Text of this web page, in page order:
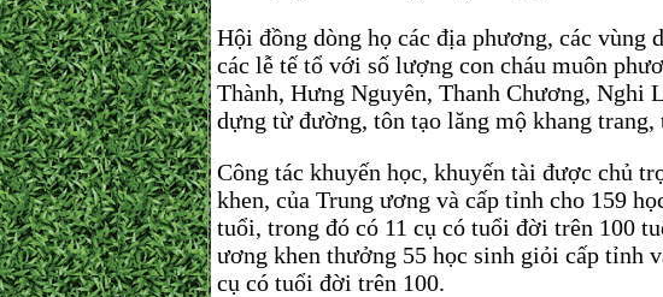
Hội đồng dòng họ các địa phương, các
các lễ tế tổ với số lượng con cháu muôn
Thành, Hưng Nguyên, Thanh Chương, Nghi
dựng từ đường, tôn tạo lăng mộ khang
Công tác khuyến học, khuyến tài được chủ
khen, của Trung ương và cấp tỉnh cho 159
tuổi, trong đó có 11 cụ có tuổi đời trên 100
ương khen thưởng 55 học sinh giỏi cấp tỉnh
cụ có tuổi đời trên 100.